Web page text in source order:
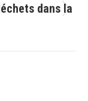
dans la